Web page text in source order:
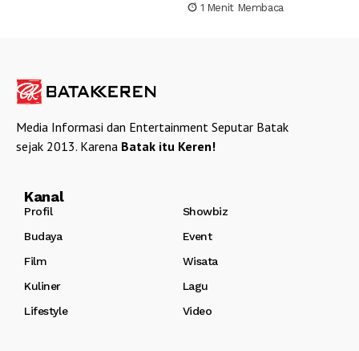
1 Menit Membaca
Media Informasi dan Entertainment Seputar Batak
sejak 2013. Karena Batak itu Keren!
Kanal
Profil
Showbiz
Budaya
Event
Film
Wisata
Kuliner
Lagu
Lifestyle
Video